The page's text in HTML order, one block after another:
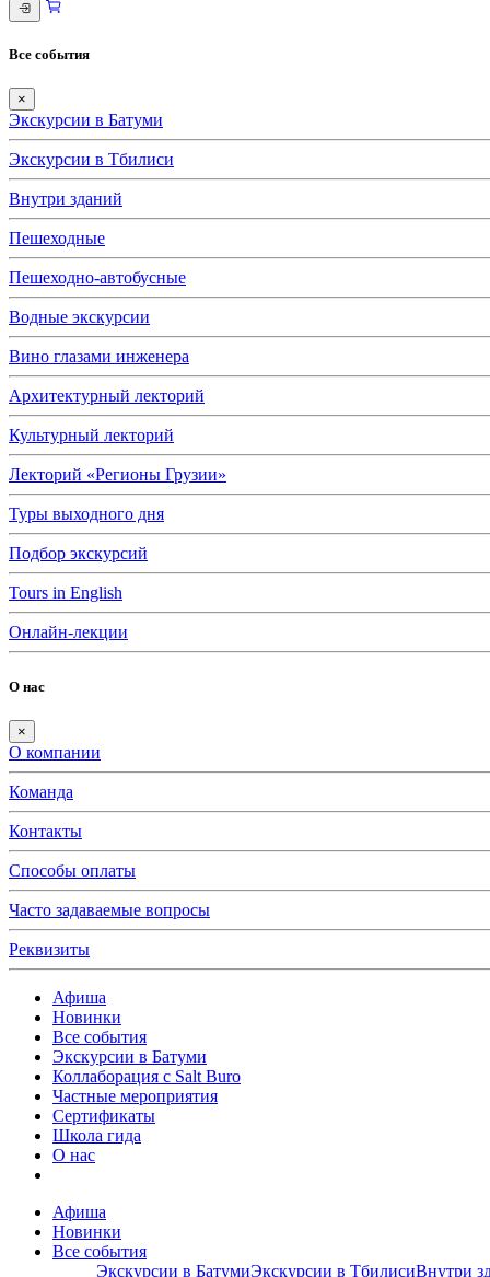
Все события
×
Экскурсии в Батуми
Экскурсии в Тбилиси
Внутри зданий
Пешеходные
Пешеходно-автобусные
Водные экскурсии
Вино глазами инженера
Архитектурный лекторий
Культурный лекторий
Лекторий «Регионы Грузии»
Туры выходного дня
Подбор экскурсий
Tours in English
Онлайн-лекции
О нас
×
О компании
Команда
Контакты
Способы оплаты
Часто задаваемые вопросы
Реквизиты
Афиша
Новинки
Все события
Экскурсии в Батуми
Коллаборация с Salt Buro
Частные мероприятия
Сертификаты
Школа гида
О нас
Афиша
Новинки
Все события
Экскурсии в БатумиЭкскурсии в ТбилисиВнутри